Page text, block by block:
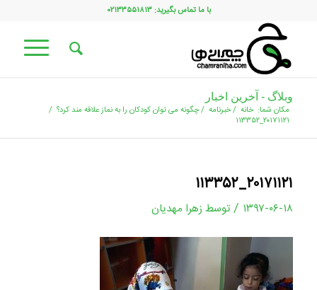
با ما تماس بگیرید: ۰۲۱۳۳۵۵۱۸۱۳
وبلاگ - آخرین اخبار
مکان شما: خانه /خبرنامه /چگونه می توان کودکان را به نماز علاقه مند کرد؟ /
۲۰۱۷۱۱۲۱_۱۱۳۳۵۲
۲۰۱۷۱۱۲۱_۱۱۳۳۵۲
۱۳۹۷-۰۶-۱۸ / توسط زهرا مهدیان